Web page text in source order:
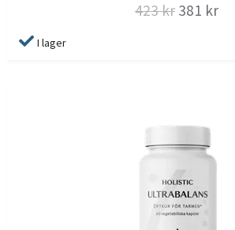
423 kr 381 kr
I lager